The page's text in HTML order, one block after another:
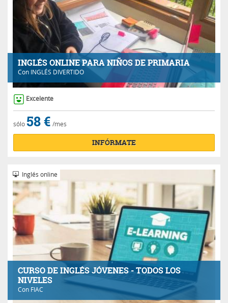
INGLÉS ONLINE PARA NIÑOS DE PRIMARIA
Con INGLÉS DIVERTIDO
Excelente
sólo 58 € /mes
INFÓRMATE
CURSO DE INGLÉS JÓVENES - TODOS LOS
NIVELES
Con FIAC
Inglés online